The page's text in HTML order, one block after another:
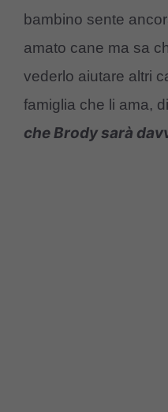
bambino sente
amato cane ma sa
vederlo aiutare altri
famiglia che li ama,
che Brody sarà